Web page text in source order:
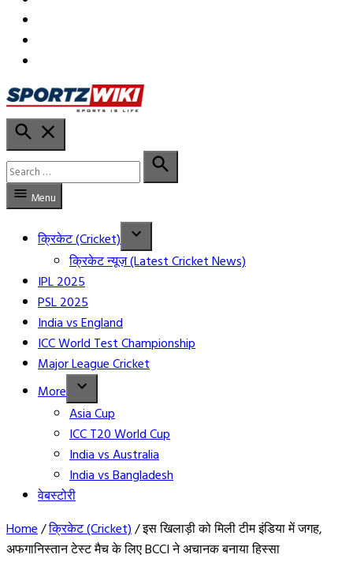
Sportzwiki Hindi
Open
Search
Search
for:
Search
Menu
क्रिकेट (Cricket)
क्रिकेट न्यूज़ (Latest Cricket News)
IPL 2025
PSL 2025
India vs England
ICC World Test Championship
Major League Cricket
More
Asia Cup
ICC T20 World Cup
India vs Australia
India vs Bangladesh
वेबस्टोरी
Home/क्रिकेट (Cricket)/इस खिलाड़ी को मिली टीम इंडिया में जगह,
अफगानिस्तान टेस्ट मैच के लिए BCCI ने अचानक बनाया हिस्सा